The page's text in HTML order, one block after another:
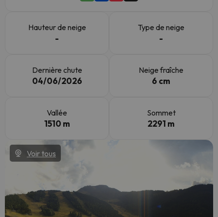
Hauteur de neige
-
Type de neige
-
Dernière chute
04/06/2026
Neige fraîche
6 cm
Vallée
1510 m
Sommet
2291 m
Voir tous